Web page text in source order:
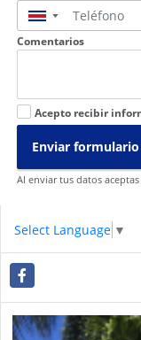
▼
Comentarios
Acepto recibir
Enviar formulario
Al enviar tus datos
Select Language ▼
Facebook